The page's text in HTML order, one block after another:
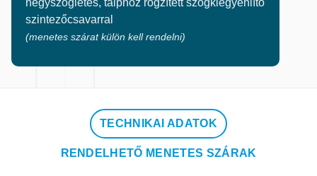
szintezőcsavarral
(menetes szárat külön kell rendelni)
TECHNIKAI ADATOK
RENDELHETŐ MENETES SZÁRAK